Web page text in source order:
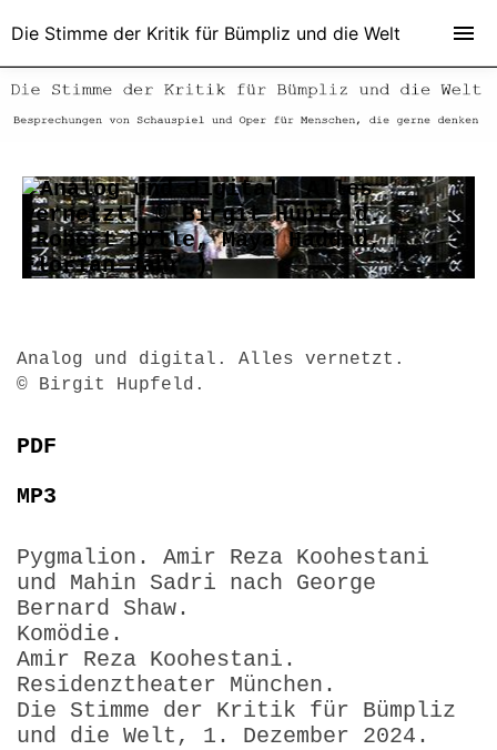
Analog und digital. Alles vernetzt.
© Birgit Hupfeld.
PDF
MP3
Pygmalion. Amir Reza Koohestani
und Mahin Sadri nach George
Bernard Shaw.
Komödie.
Amir Reza Koohestani.
Residenztheater München.
Die Stimme der Kritik für Bümpliz
und die Welt, 1. Dezember 2024.
Die Stimme der Kritik für Bümpliz und die Welt